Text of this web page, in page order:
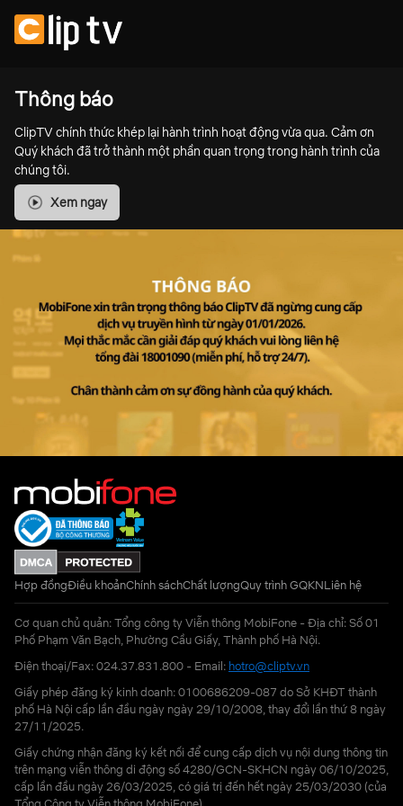
Thông báo
ClipTV chính thức khép lại hành trình hoạt động vừa qua. Cảm ơn
Quý khách đã trở thành một phần quan trọng trong hành trình của
chúng tôi.
Xem ngay
Hợp đồngĐiều khoảnChính sáchChất lượngQuy trình GQKNLiên hệ
Cơ quan chủ quản: Tổng công ty Viễn thông MobiFone - Địa chỉ: Số 01
Phố Phạm Văn Bạch, Phường Cầu Giấy, Thành phố Hà Nội.
Điện thoại/Fax: 024.37.831.800 - Email: hotro@cliptv.vn
Giấy phép đăng ký kinh doanh: 0100686209-087 do Sở KHĐT thành
phố Hà Nội cấp lần đầu ngày ngày 29/10/2008, thay đổi lần thứ 8 ngày
27/11/2025.
Giấy chứng nhận đăng ký kết nối để cung cấp dịch vụ nội dung thông tin
trên mạng viễn thông di động số 4280/GCN-SKHCN ngày 06/10/2025,
cấp lần đầu ngày 26/03/2025, có giá trị đến hết ngày 25/03/2030 (của